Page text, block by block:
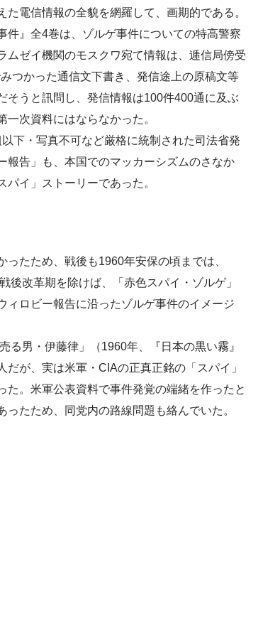
電信情報の全貌を網羅して、画期的である。
』全4巻は、ゾルゲ事件についての特高警察
ゼイ機関のモスクワ宛て情報は、逓信局傍受
つかった通信文下書き、発信途上の原稿文等
そうと訊問し、発信情報は100件400通に及ぶ
次資料にはならなかった。
下・写真不可など厳格に統制された司法省発
報告」も、本国でのマッカーシズムのさなか
イ」ストーリーであった。
たため、戦後も1960年安保の頃までは、
改革期を除けば、「赤色スパイ・ゾルゲ」
ィロビー報告に沿ったゾルゲ事件のイメージ
男・伊藤律」（1960年、『日本の黒い霧』
が、実は米軍・CIAの正真正銘の「スパイ」
。米軍公表資料で事件発覚の端緒を作ったと
たため、同党内の路線問題も絡んでいた。